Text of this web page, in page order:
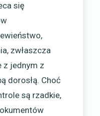
się
zwłaszcza
z jednym z
dorosłą. Choć
są rzadkie,